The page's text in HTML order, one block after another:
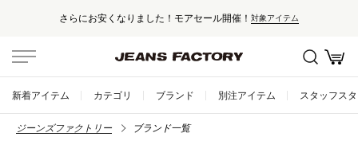
さらにお安くなりました！モアセール開催！ 対象アイテム
新着アイテム カテゴリ ブランド 別注アイテム スタッフス
ジーンズファクトリー ブランド一覧